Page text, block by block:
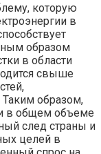
которую
в
образом
в области
свыше
образом,
в общем объеме
след страны и
целей в